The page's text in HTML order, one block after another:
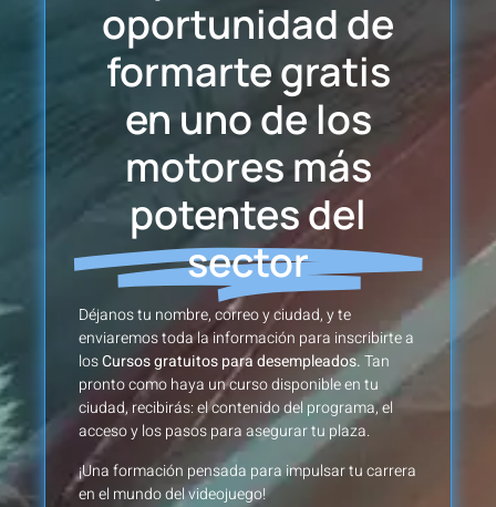
oportunidad de
formarte gratis
en uno de los
motores más
potentes del
sector
Déjanos tu nombre, correo y ciudad, y te
enviaremos toda la información para inscribirte a
losCursos gratuitos para desempleados.Tan
pronto como haya un curso disponible en tu
ciudad, recibirás: el contenido del programa, el
acceso y los pasos para asegurar tu plaza.
¡Una formación pensada para impulsar tu carrera
en el mundo del videojuego!